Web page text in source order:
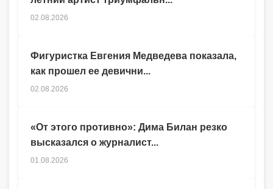
02.08.2026
Фигуристка Евгения Медведева показала,
как прошел ее девични...
02.08.2026
«От этого противно»: Дима Билан резко
высказался о журналист...
01.08.2026